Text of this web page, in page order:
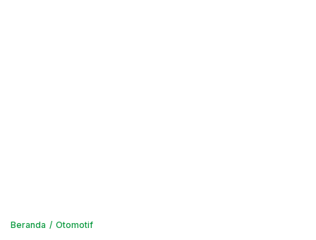
Beranda Otomotif